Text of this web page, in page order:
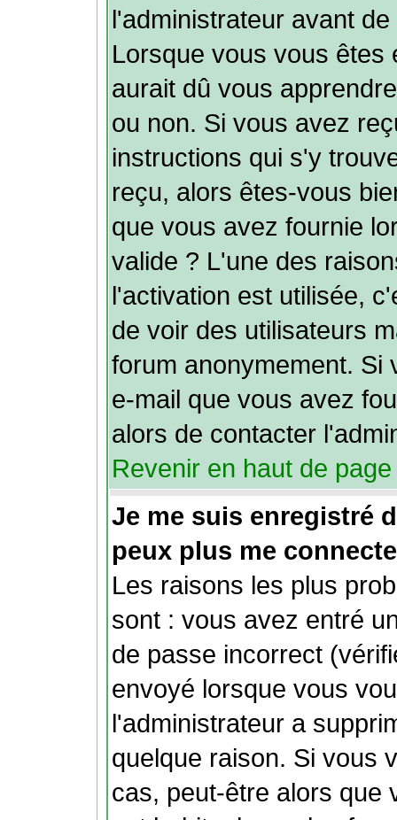
l'administrateur avant
Lorsque vous vous êtes
aurait dû vous
ou non. Si vous avez
instructions qui s'y
reçu, alors êtes-vous
que vous avez fournie
valide ? L'une des
l'activation est utilisée,
de voir des utilisateurs
forum anonymement. Si
e-mail que vous avez
alors de contacter
Revenir en haut de page
Je me suis enregistré
peux plus me
Les raisons les plus
sont : vous avez entré
de passe incorrect
envoyé lorsque vous
l'administrateur a
quelque raison. Si vous
cas, peut-être alors que